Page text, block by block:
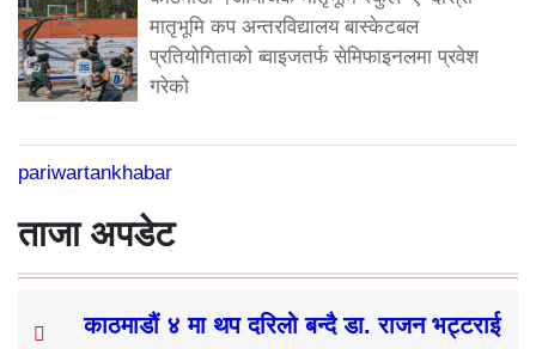
मातृभूमि कप अन्तरविद्यालय बास्केटबल
प्रतियोगिताको ब्वाइजतर्फ सेमिफाइनलमा प्रवेश
गरेको
pariwartankhabar
ताजा अपडेट
काठमाडौं ४ मा थप दरिलो बन्दै डा. राजन भट्टराई